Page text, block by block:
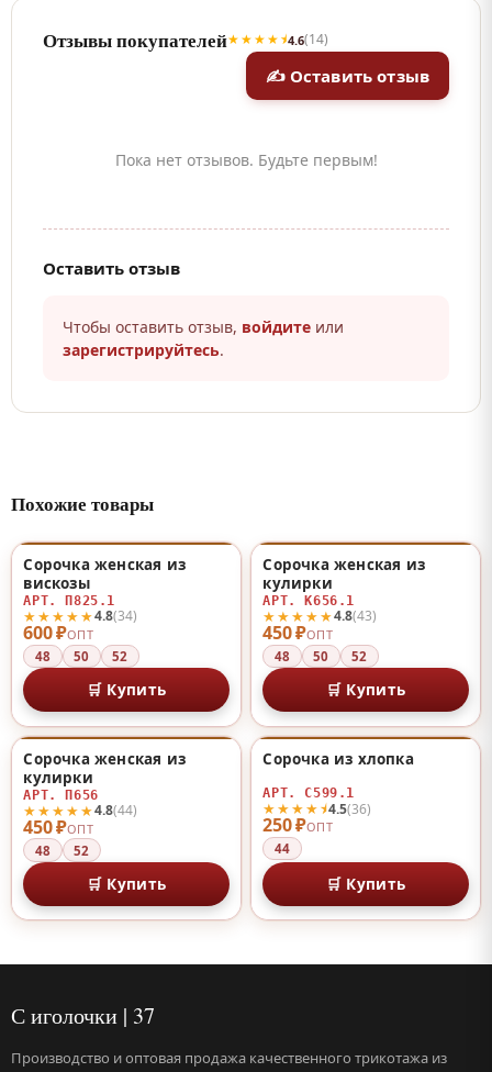
Отзывы покупателей★★★★⯨4.6(14)
✍ Оставить отзыв
Пока нет отзывов. Будьте первым!
Оставить отзыв
Чтобы оставить отзыв, войдите или
зарегистрируйтесь.
Похожие товары
600 ₽ОПТ
★★★★★4.8(34)
Сорочка женская из
вискозы
АРТ. П825.1
48 50 52
🛒 Купить
450 ₽ОПТ
★★★★★4.8(43)
Сорочка женская из
кулирки
АРТ. К656.1
48 50 52
🛒 Купить
450 ₽ОПТ
★★★★★4.8(44)
Сорочка женская из
кулирки
АРТ. П656
48 52
🛒 Купить
250 ₽ОПТ
★★★★⯨4.5(36)
Сорочка из хлопка
АРТ. С599.1
44
🛒 Купить
С иголочки | 37
Производство и оптовая продажа качественного трикотажа из